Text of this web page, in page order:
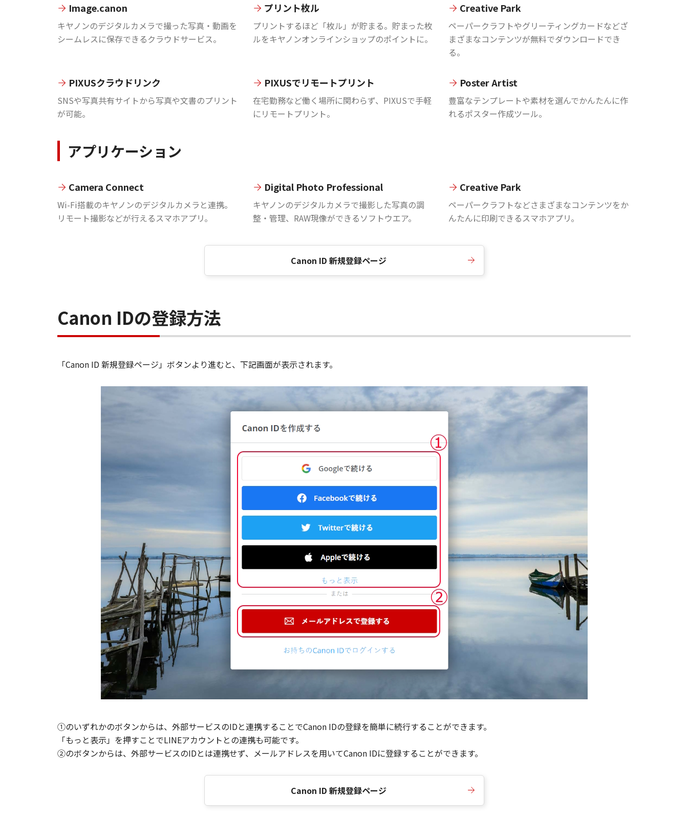
Image.canon
キヤノンのデジタルカメラで撮った写真・動画を
シームレスに保存できるクラウドサービス。
プリント枚ル
プリントするほど「枚ル」が貯まる。貯まった枚
ルをキヤノンオンラインショップのポイントに。
Creative Park
ペーパークラフトやグリーティングカードなどざ
まざまなコンテンツが無料でダウンロードでき
る。
PIXUSクラウドリンク
SNSや写真共有サイトから写真や文書のプリント
が可能。
PIXUSでリモートプリント
在宅勤務など働く場所に関わらず、PIXUSで手軽
にリモートプリント。
Poster Artist
豊富なテンプレートや素材を選んでかんたんに作
れるポスター作成ツール。
アプリケーション
Camera Connect
Wi-Fi搭載のキヤノンのデジタルカメラと連携。
リモート撮影などが行えるスマホアプリ。
Digital Photo Professional
キヤノンのデジタルカメラで撮影した写真の調
整・管理、RAW現像ができるソフトウエア。
Creative Park
ペーパークラフトなどさまざまなコンテンツをか
んたんに印刷できるスマホアプリ。
Canon ID 新規登録ページ
Canon IDの登録方法
「Canon ID 新規登録ページ」ボタンより進むと、下記画面が表示されます。
①のいずれかのボタンからは、外部サービスのIDと連携することでCanon IDの登録を簡単に続行することができます。
「もっと表示」を押すことでLINEアカウントとの連携も可能です。
②のボタンからは、外部サービスのIDとは連携せず、メールアドレスを用いてCanon IDに登録することができます。
Canon ID 新規登録ページ